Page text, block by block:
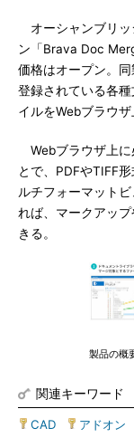
オーシャンブリッ
ン「Brava Doc
価格はオープン。
登録されている各
イルをWebブラウザ
Webブラウザ上に
とで、PDFやTIFF
ルチフォーマット
れば、マークアッ
きる。
製品の概
関連キーワード
CAD アドオン